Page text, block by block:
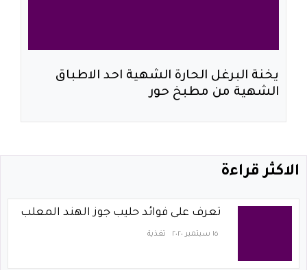
يخنة البرغل الحارة الشهية احد الاطباق
الشهية من مطبخ حور
الاكثر قراءة
تعرف على فوائد حليب جوز الهند المعلب
١٥ سبتمبر ٢٠٢٠ تغذية